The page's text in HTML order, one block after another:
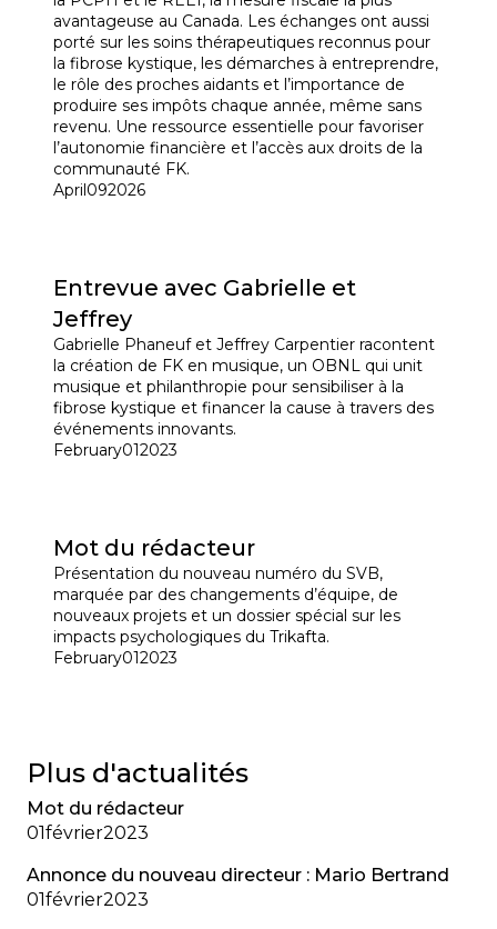
avantageuse au Canada. Les échanges ont aussi
porté sur les soins thérapeutiques reconnus pour
la fibrose kystique, les démarches à entreprendre,
le rôle des proches aidants et l’importance de
produire ses impôts chaque année, même sans
revenu. Une ressource essentielle pour favoriser
l’autonomie financière et l’accès aux droits de la
communauté FK.
April092026
Entrevue avec Gabrielle et
Jeffrey
Gabrielle Phaneuf et Jeffrey Carpentier racontent
la création de FK en musique, un OBNL qui unit
musique et philanthropie pour sensibiliser à la
fibrose kystique et financer la cause à travers des
événements innovants.
February012023
Mot du rédacteur
Présentation du nouveau numéro du SVB,
marquée par des changements d’équipe, de
nouveaux projets et un dossier spécial sur les
impacts psychologiques du Trikafta.
February012023
Plus d'actualités
Mot du rédacteur
01février2023
Annonce du nouveau directeur : Mario Bertrand
01février2023